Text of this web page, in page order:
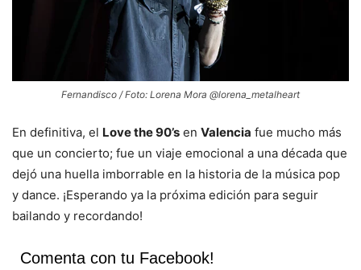
Fernandisco / Foto: Lorena Mora @lorena_metalheart
En definitiva, el Love the 90’s en Valencia fue mucho más
que un concierto; fue un viaje emocional a una década que
dejó una huella imborrable en la historia de la música pop
y dance. ¡Esperando ya la próxima edición para seguir
bailando y recordando!
Comenta con tu Facebook!